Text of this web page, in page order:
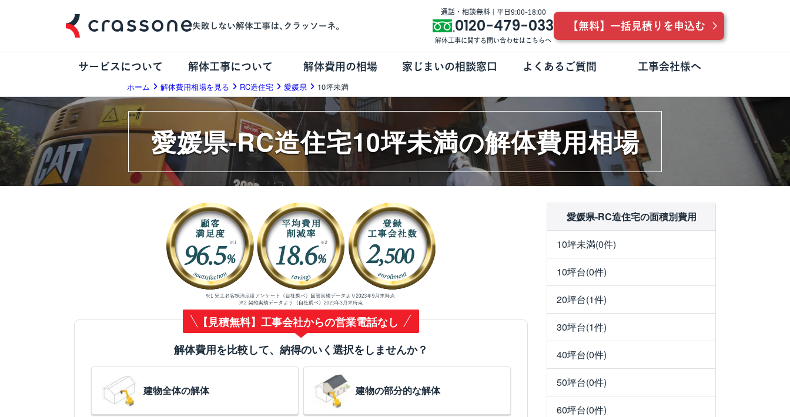
通話・相談無料 | 平日9:00-18:00
0120-479-033
解体工事に関する問い合わせはこちらへ
【無料】一括見積りを申込む
サービスについて 解体工事について 解体費用の相場 家じまいの相談窓口 よくあるご質問 工事会社様へ
ホーム 解体費用相場を見る RC造住宅 愛媛県 10坪未満
愛媛県-RC造住宅10坪未満の解体費用相場
【見積無料】工事会社からの営業電話なし
解体費用を比較して、納得のいく選択をしませんか？
建物全体の解体 建物の部分的な解体
愛媛県-RC造住宅の面積別費用
10坪未満(0件)
10坪台(0件)
20坪台(1件)
30坪台(1件)
40坪台(0件)
50坪台(0件)
60坪台(0件)